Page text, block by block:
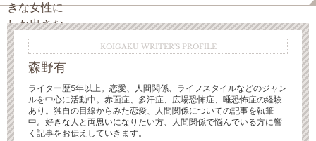
KOIGAKU WRITER'S PROFILE
森野有
ライター歴5年以上。恋愛、人間関係、ライフスタイルなどのジャン
ルを中心に活動中。赤面症、多汗症、広場恐怖症、唾恐怖症の経験
あり。独自の目線からみた恋愛、人間関係についての記事を執筆
中。好きな人と両思いになりたい方、人間関係で悩んでいる方に響
く記事をお伝えしていきます。